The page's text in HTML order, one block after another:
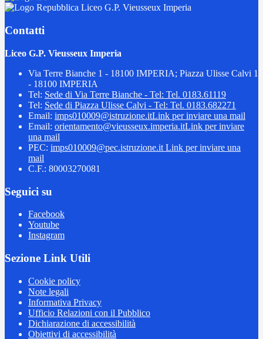
Liceo G.P. Vieusseux Imperia
Contatti
Liceo G.P. Vieusseux Imperia
Via Terre Bianche 1 - 18100 IMPERIA; Piazza Ulisse Calvi 1
- 18100 IMPERIA
Tel: Sede di Via Terre Bianche - Tel: Tel. 0183.61119
Tel: Sede di Piazza Ulisse Calvi - Tel: Tel. 0183.682271
Email: imps010009@istruzione.itLink per inviare una mail
Email: orientamento@vieusseux.imperia.itLink per inviare
una mail
PEC: imps010009@pec.istruzione.it Link per inviare una
mail
C.F.: 80003270081
Seguici su
Facebook
Youtube
Instagram
Sezione Link Utili
Cookie policy
Note legali
Informativa Privacy
Ufficio Relazioni con il Pubblico
Dichiarazione di accessibilità
Obiettivi di accessibilità